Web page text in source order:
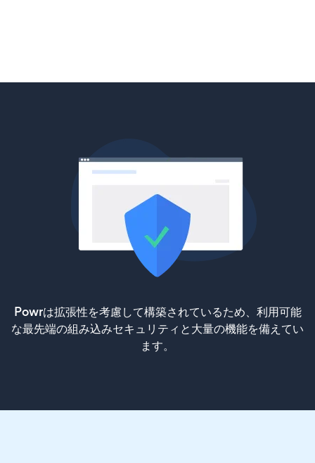
Powrは拡張性を考慮して構築されているため、利用可能
な最先端の組み込みセキュリティと大量の機能を備えてい
ます。